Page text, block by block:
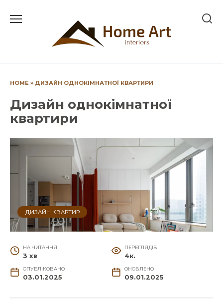
до
HOME » ДИЗАЙН ОДНОКІМНАТНОЇ КВАРТИРИ
Дизайн однокімнатної
квартири
ДИЗАЙН КВАРТИР
НА ЧИТАННЯ
3 хв
ПЕРЕГЛЯДІВ
4к.
ОПУБЛІКОВАНО
03.01.2025
ОНОВЛЕНО
09.01.2025